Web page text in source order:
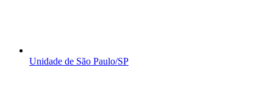
Unidade de São Paulo/SP